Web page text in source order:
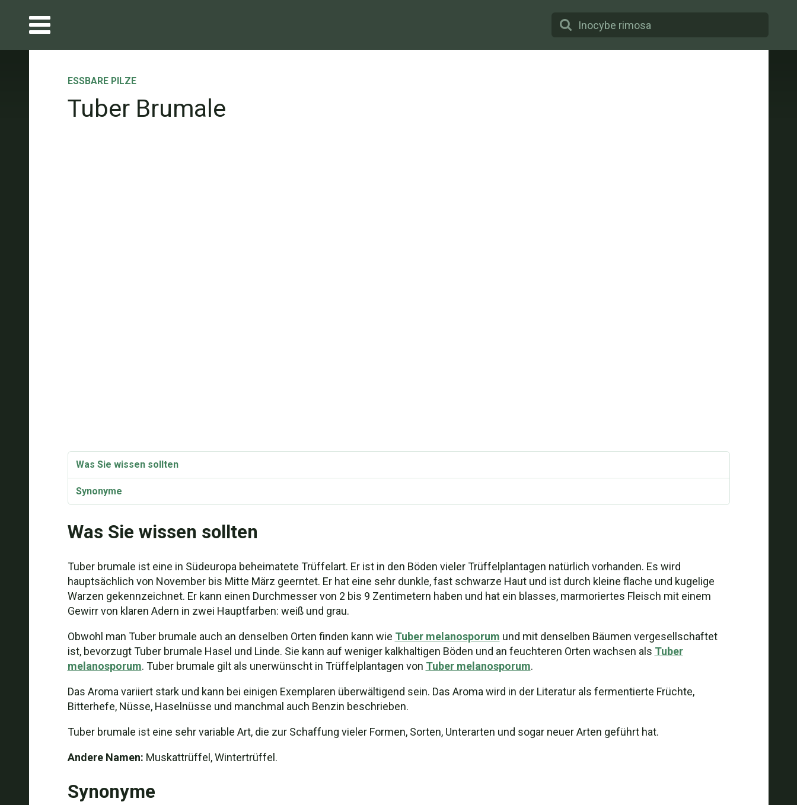
ESSBARE PILZE
Tuber Brumale
Was Sie wissen sollten
Synonyme
Was Sie wissen sollten
Tuber brumale ist eine in Südeuropa beheimatete Trüffelart. Er ist in den Böden vieler Trüffelplantagen natürlich vorhanden. Es wird
hauptsächlich von November bis Mitte März geerntet. Er hat eine sehr dunkle, fast schwarze Haut und ist durch kleine flache und kugelige
Warzen gekennzeichnet. Er kann einen Durchmesser von 2 bis 9 Zentimetern haben und hat ein blasses, marmoriertes Fleisch mit einem
Gewirr von klaren Adern in zwei Hauptfarben: weiß und grau.
Obwohl man Tuber brumale auch an denselben Orten finden kann wie Tuber melanosporum und mit denselben Bäumen vergesellschaftet
ist, bevorzugt Tuber brumale Hasel und Linde. Sie kann auf weniger kalkhaltigen Böden und an feuchteren Orten wachsen als Tuber
melanosporum. Tuber brumale gilt als unerwünscht in Trüffelplantagen von Tuber melanosporum.
Das Aroma variiert stark und kann bei einigen Exemplaren überwältigend sein. Das Aroma wird in der Literatur als fermentierte Früchte,
Bitterhefe, Nüsse, Haselnüsse und manchmal auch Benzin beschrieben.
Tuber brumale ist eine sehr variable Art, die zur Schaffung vieler Formen, Sorten, Unterarten und sogar neuer Arten geführt hat.
Andere Namen: Muskattrüffel, Wintertrüffel.
Synonyme